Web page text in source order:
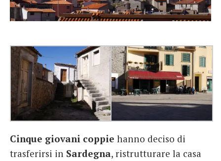
Cinque giovani coppie hanno deciso di
trasferirsi in Sardegna, ristrutturare la casa